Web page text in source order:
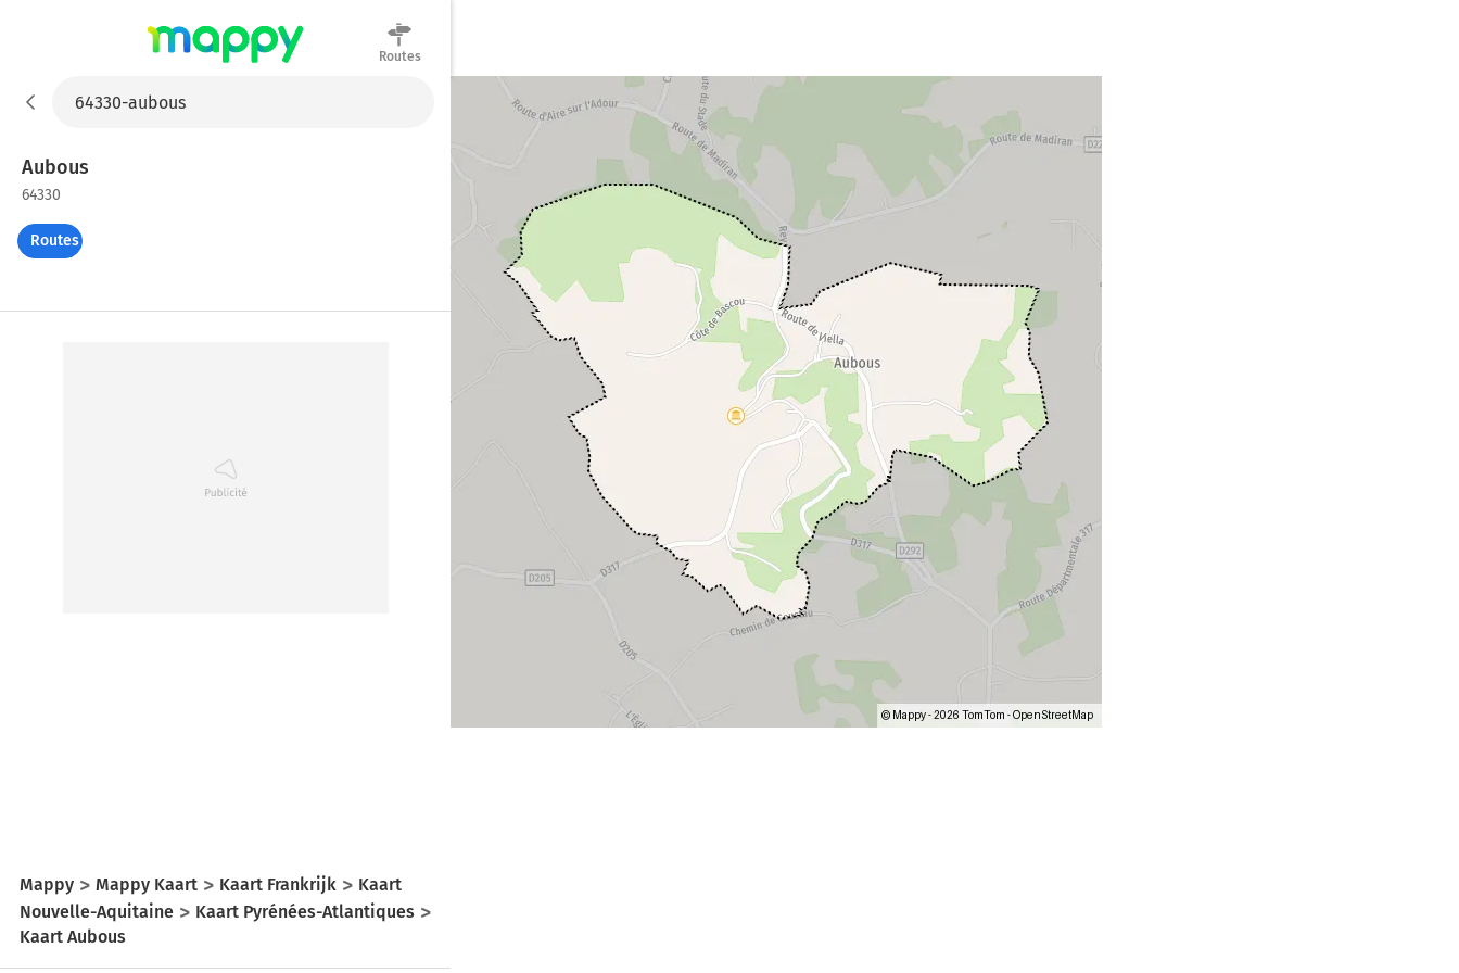
Routes
Aubous
64330
Routes
Mappy Mappy Kaart Kaart Frankrijk
Kaart
Nouvelle-Aquitaine
Kaart Pyrénées-Atlantiques
Kaart Aubous